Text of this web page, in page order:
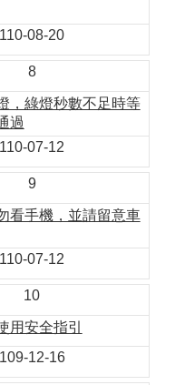
110-08-20
8
，綠燈秒數不足時等
過
110-07-12
9
看手機，並請留意車
110-07-12
10
用安全指引
109-12-16